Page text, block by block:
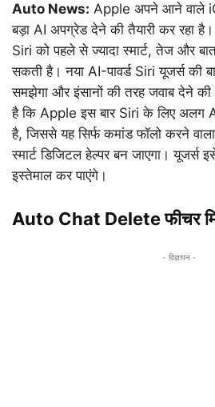
Auto News: Apple अपने आने वाले
बड़ा AI अपग्रेड देने की तैयारी कर रहा है।
Siri को पहले से ज्यादा स्मार्ट, तेज और
सकती है। नया AI-पावर्ड Siri यूजर्स की
समझेगा और इंसानों की तरह जवाब देने की
है कि Apple इस बार Siri के लिए अलग
है, जिससे यह सिर्फ कमांड फॉलो करने
स्मार्ट डिजिटल हेल्पर बन जाएगा। यूजर्स
इस्तेमाल कर पाएंगे।
Auto Chat Delete फीचर
- विज्ञापन -